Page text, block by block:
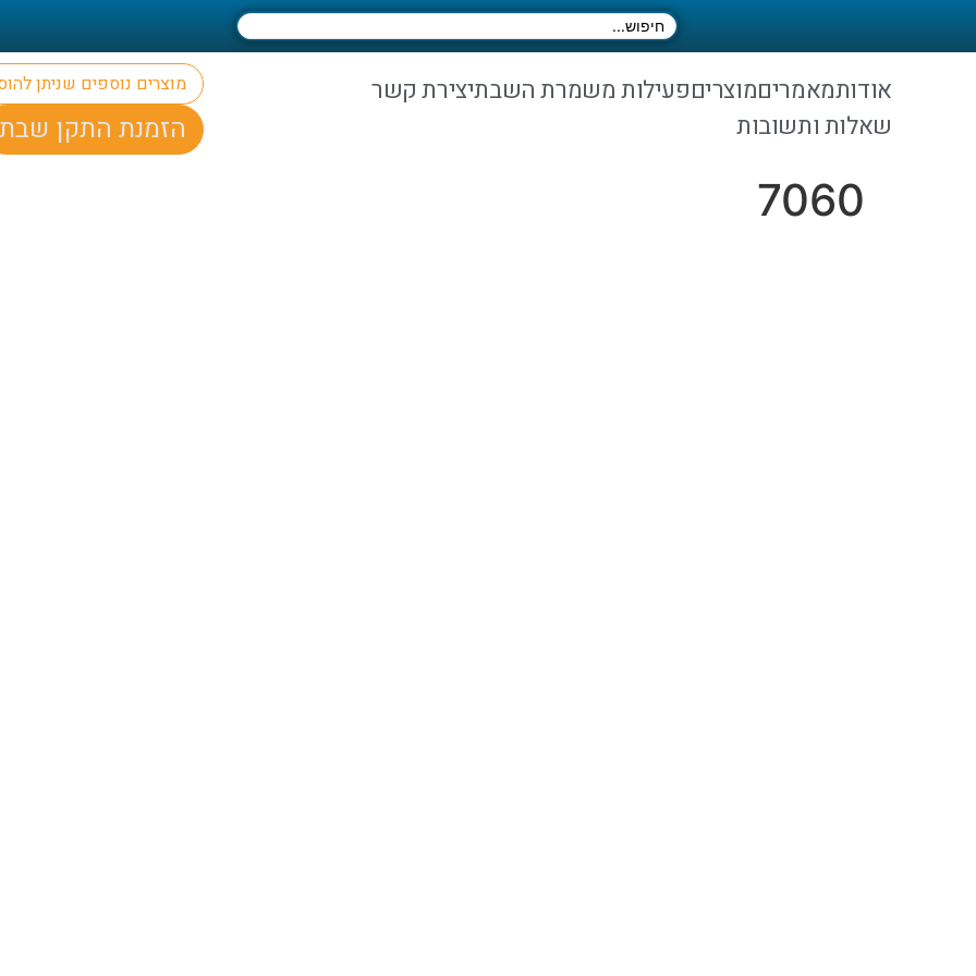
אודותמאמריםמוצריםפעילות משמרת השבתיצירת קשר
שאלות ותשובות
מוצרים נוספים שניתן
הזמנת התקן שבת
7060